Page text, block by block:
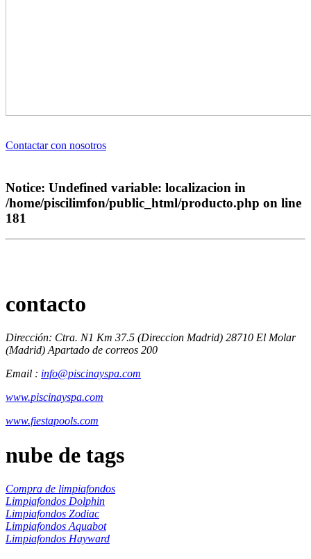
Contactar con nosotros
Notice: Undefined variable: localizacion in
/home/piscilimfon/public_html/producto.php on line
181
contacto
Dirección: Ctra. N1 Km 37.5 (Direccion Madrid) 28710 El Molar
(Madrid) Apartado de correos 200
Email : info@piscinayspa.com
www.piscinayspa.com
www.fiestapools.com
nube de tags
Compra de limpiafondos
Limpiafondos Dolphin
Limpiafondos Zodiac
Limpiafondos Aquabot
Limpiafondos Hayward